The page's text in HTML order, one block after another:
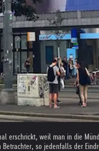
erschrickt, weil man in die
so jedenfalls der